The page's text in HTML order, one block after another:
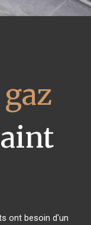
ont besoin d'un